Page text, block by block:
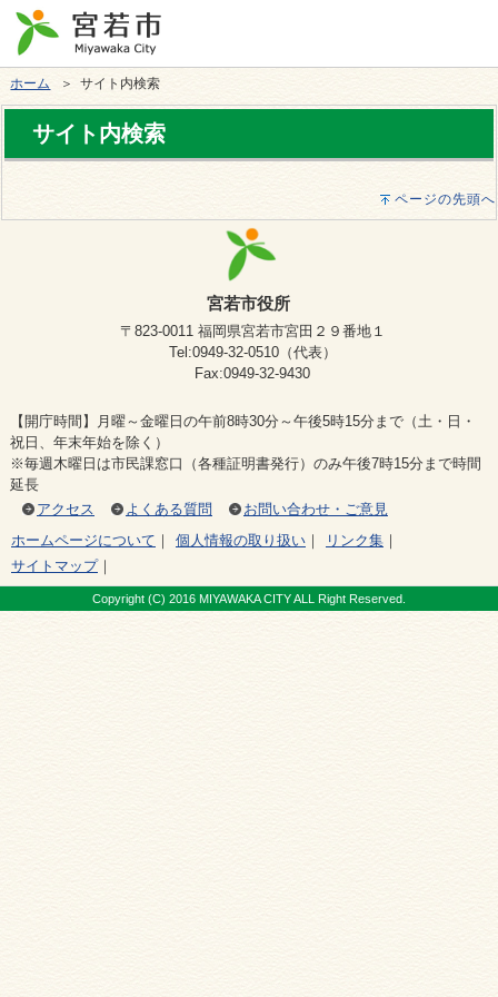
ホーム ＞ サイト内検索
サイト内検索
ページの先頭へ
宮若市役所
〒823-0011 福岡県宮若市宮田２９番地１
Tel:0949-32-0510（代表）
Fax:0949-32-9430
【開庁時間】月曜～金曜日の午前8時30分～午後5時15分まで（土・日・
祝日、年末年始を除く）
※毎週木曜日は市民課窓口（各種証明書発行）のみ午後7時15分まで時間
延長
アクセス
よくある質問
お問い合わせ・ご意見
ホームページについて ｜ 個人情報の取り扱い ｜ リンク集 ｜
サイトマップ｜
Copyright (C) 2016 MIYAWAKA CITY ALL Right Reserved.